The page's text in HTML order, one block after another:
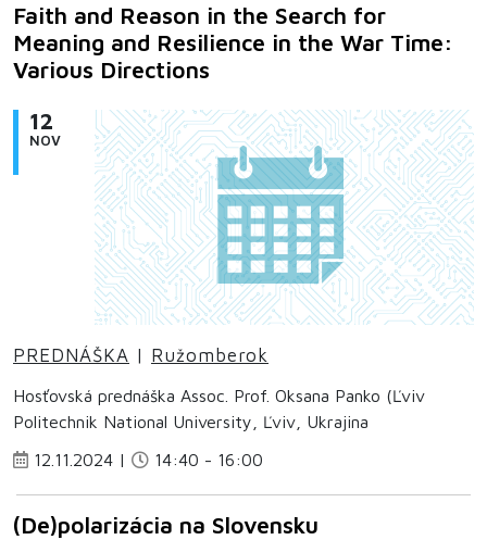
Faith and Reason in the Search for
Meaning and Resilience in the War Time:
Various Directions
12
NOV
PREDNÁŠKA | Ružomberok
Hosťovská prednáška Assoc. Prof. Oksana Panko (Ľviv
Politechnik National University, Ľviv, Ukrajina
12.11.2024 |
14:40 - 16:00
(De)polarizácia na Slovensku